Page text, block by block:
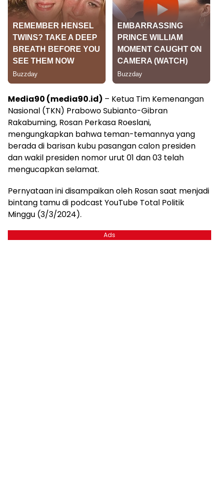
Media90 (media90.id) – Ketua Tim Kemenangan
Nasional (TKN) Prabowo Subianto-Gibran
Rakabuming, Rosan Perkasa Roeslani,
mengungkapkan bahwa teman-temannya yang
berada di barisan kubu pasangan calon presiden
dan wakil presiden nomor urut 01 dan 03 telah
mengucapkan selamat.
Pernyataan ini disampaikan oleh Rosan saat menjadi
bintang tamu di podcast YouTube Total Politik
Minggu (3/3/2024).
Ads